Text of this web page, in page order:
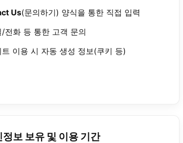
Us(문의하기) 양식을 통한 직접 입력
/전화 등 통한 고객 문의
트 이용 시 자동 생성 정보(쿠키 등)
보 보유 및 이용 기간